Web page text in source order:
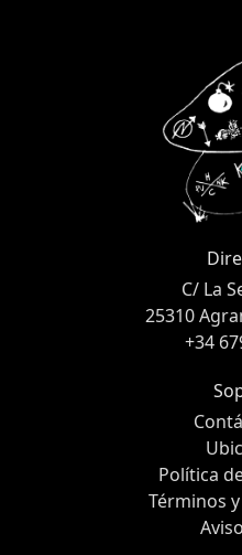
C/ La
25310
+34
Política
Términos